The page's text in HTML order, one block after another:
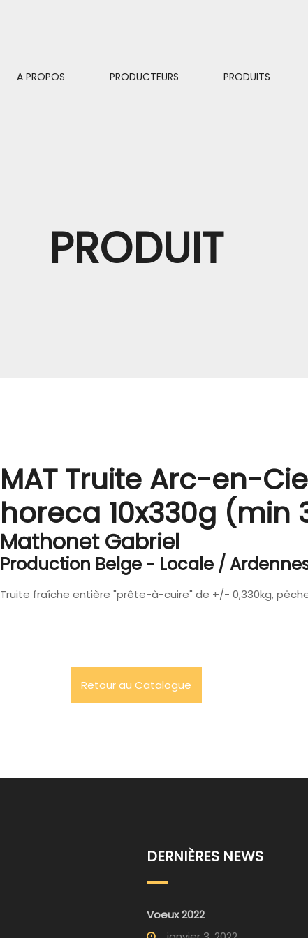
A PROPOS PRODUCTEURS PRODUITS
PRODUIT
MAT Truite Arc-en-
horeca 10x330g (min
Mathonet Gabriel
Production Belge - Locale /
Truite fraîche entière "prête-à-cuire" de +/- 0,330kg,
Retour au Catalogue
DERNIÈRES NEWS
Voeux 2022